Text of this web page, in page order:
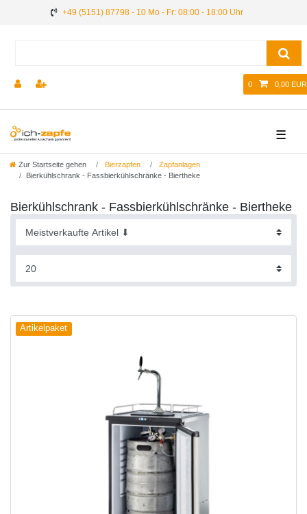
+49 (5151) 87798 - 10 Mo - Fr: 08:00 - 18:00 Uhr
0 0,00 EUR
☰
Zur Startseite gehen Bierzapfen
Zapfanlagen
Bierkühlschrank - Fassbierkühlschränke - Biertheke
Bierkühlschrank - Fassbierkühlschränke - Biertheke
Artikelpaket